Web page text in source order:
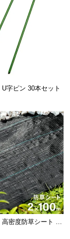
サービスま
ています。
U字ピン 30本セット
高密度防草シート 2×